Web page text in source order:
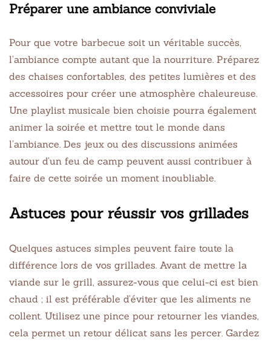
Préparer une ambiance conviviale
Pour que votre barbecue soit un véritable succès,
l’ambiance compte autant que la nourriture. Préparez
des chaises confortables, des petites lumières et des
accessoires pour créer une atmosphère chaleureuse.
Une playlist musicale bien choisie pourra également
animer la soirée et mettre tout le monde dans
l’ambiance. Des jeux ou des discussions animées
autour d’un feu de camp peuvent aussi contribuer à
faire de cette soirée un moment inoubliable.
Astuces pour réussir vos grillades
Quelques astuces simples peuvent faire toute la
différence lors de vos grillades. Avant de mettre la
viande sur le grill, assurez-vous que celui-ci est bien
chaud ; il est préférable d’éviter que les aliments ne
collent. Utilisez une pince pour retourner les viandes,
cela permet un retour délicat sans les percer. Gardez